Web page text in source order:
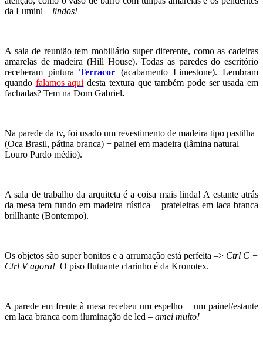
da Lumini – lindos!
A sala de reunião tem mobiliário super diferente, como as cadeiras
amarelas de madeira (Hill House). Todas as paredes do escritório
receberam pinturaTerracor (acabamento Limestone). Lembram
quando falamos aqui desta textura que também pode ser usada em
fachadas? Tem na Dom Gabriel.
Na parede da tv, foi usado um revestimento de madeira tipo pastilha
(Oca Brasil, pátina branca) + painel em madeira (lâmina natural
Louro Pardo médio).
A sala de trabalho da arquiteta é a coisa mais linda! A estante atrás
da mesa tem fundo em madeira rústica + prateleiras em laca branca
brillhante (Bontempo).
Os objetos são super bonitos e a arrumação está perfeita –> Ctrl C +
Ctrl V agora! O piso flutuante clarinho é da Kronotex.
A parede em frente à mesa recebeu um espelho + um painel/estante
em laca branca com iluminação de led – amei muito!